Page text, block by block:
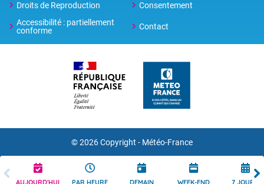
AUJOURD'HUI PAR HEURE DEMAIN WEEK-END 7 JOURS
Droits de Reproduction
Consentement
Accessibilité : partiellement
conforme
Contact
© 2026 Copyright - Météo-France